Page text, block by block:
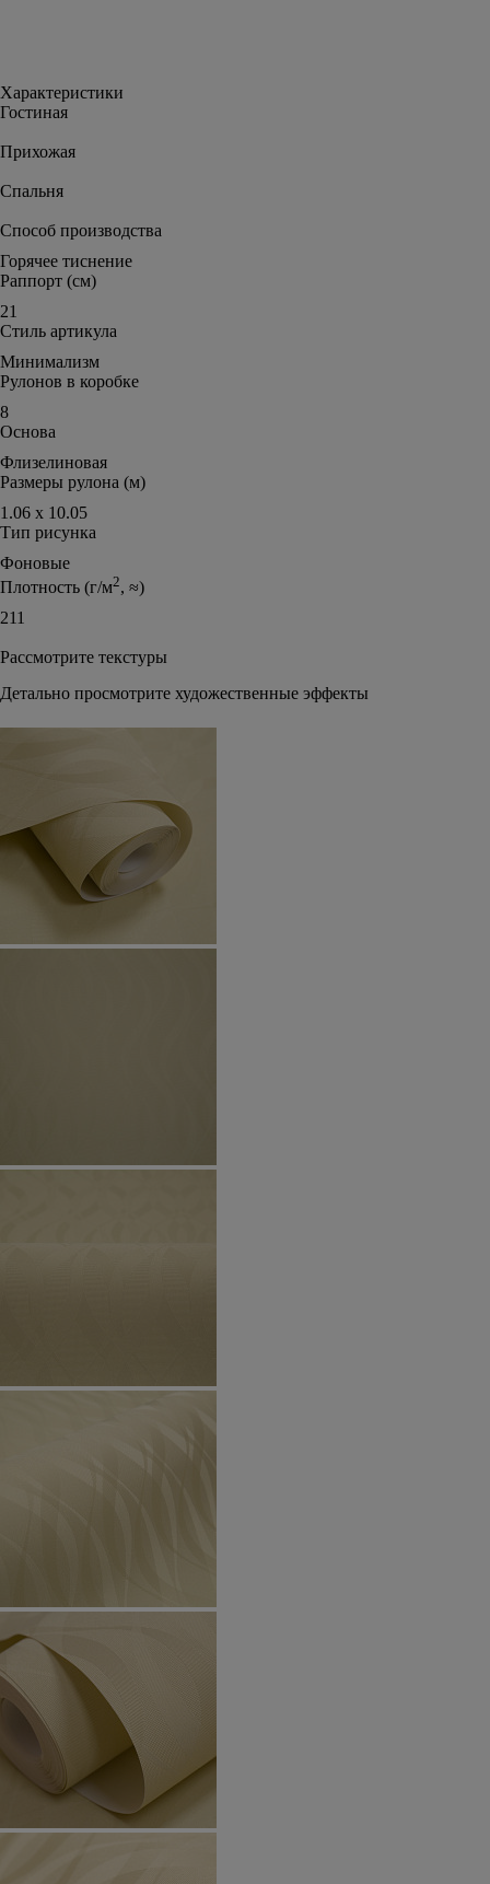
Характеристики
Гостиная
Прихожая
Спальня
Способ производства
Горячее тиснение
Раппорт (см)
21
Стиль артикула
Минимализм
Рулонов в коробке
8
Основа
Флизелиновая
Размеры рулона (м)
1.06 х 10.05
Тип рисунка
Фоновые
Плотность (г/м2, ≈)
211
Рассмотрите текстуры
Детально просмотрите художественные эффекты